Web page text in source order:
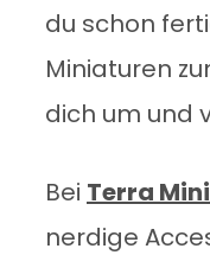
du schon
Miniaturen
dich um und
Bei Terra
nerdige